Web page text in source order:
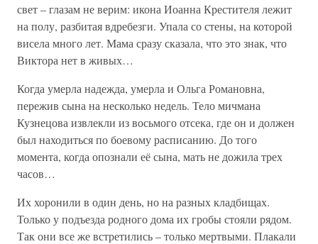
свет – глазам не верим: икона Иоанна Крестителя лежит
на полу, разбитая вдребезги. Упала со стены, на которой
висела много лет. Мама сразу сказала, что это знак, что
Виктора нет в живых…
Когда умерла надежда, умерла и Ольга Романовна,
пережив сына на несколько недель. Тело мичмана
Кузнецова извлекли из восьмого отсека, где он и должен
был находиться по боевому расписанию. До того
момента, когда опознали её сына, мать не дожила трех
часов…
Их хоронили в один день, но на разных кладбищах.
Только у подъезда родного дома их гробы стояли рядом.
Так они все же встретились – только мертвыми. Плакали